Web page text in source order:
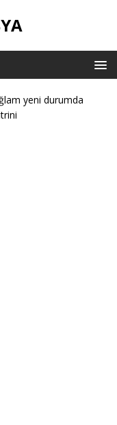
yeni durumda